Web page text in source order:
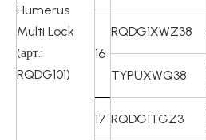
Humerus
Multi Lock
(арт.:
RQDG101)
16
RQDG1XWZ38
TYPUXWQ38
17 RQDG1TGZ3